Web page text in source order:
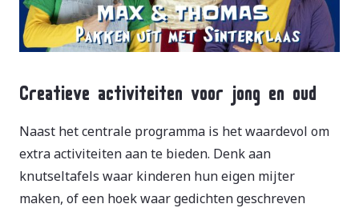
Creatieve activiteiten voor jong en oud
Naast het centrale programma is het waardevol om
extra activiteiten aan te bieden. Denk aan
knutseltafels waar kinderen hun eigen mijter
maken, of een hoek waar gedichten geschreven